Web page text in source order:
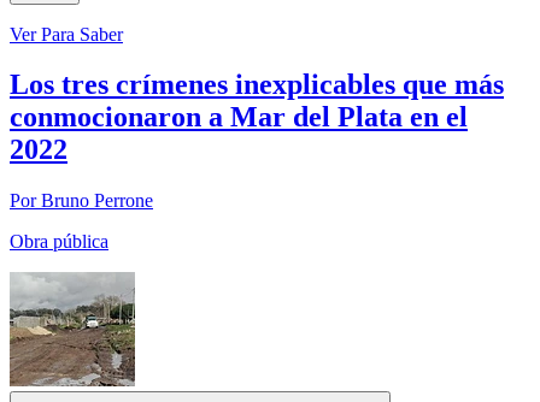
Ver Para Saber
Los tres crímenes inexplicables que más
conmocionaron a Mar del Plata en el
2022
Por Bruno Perrone
Obra pública